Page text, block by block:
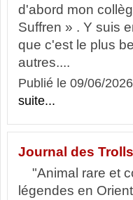
d'abord mon
Suffren » . Y suis
que c'est le plus
autres....
Publié le 09/06/
suite...
Journal des Trolls
"Animal rare et
légendes en